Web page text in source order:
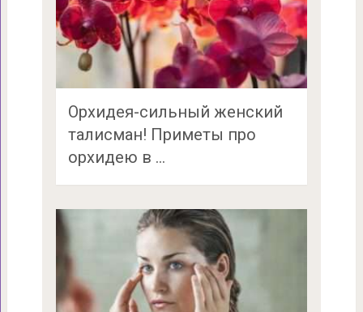
Орхидея-сильный женский
талисман! Приметы про
орхидею в …